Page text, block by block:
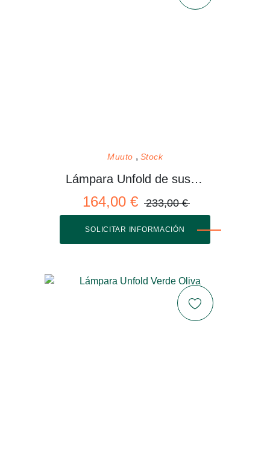
Muuto Stock
Lámpara Unfold de suspensión
164,00 € 233,00 €
SOLICITAR INFORMACIÓN